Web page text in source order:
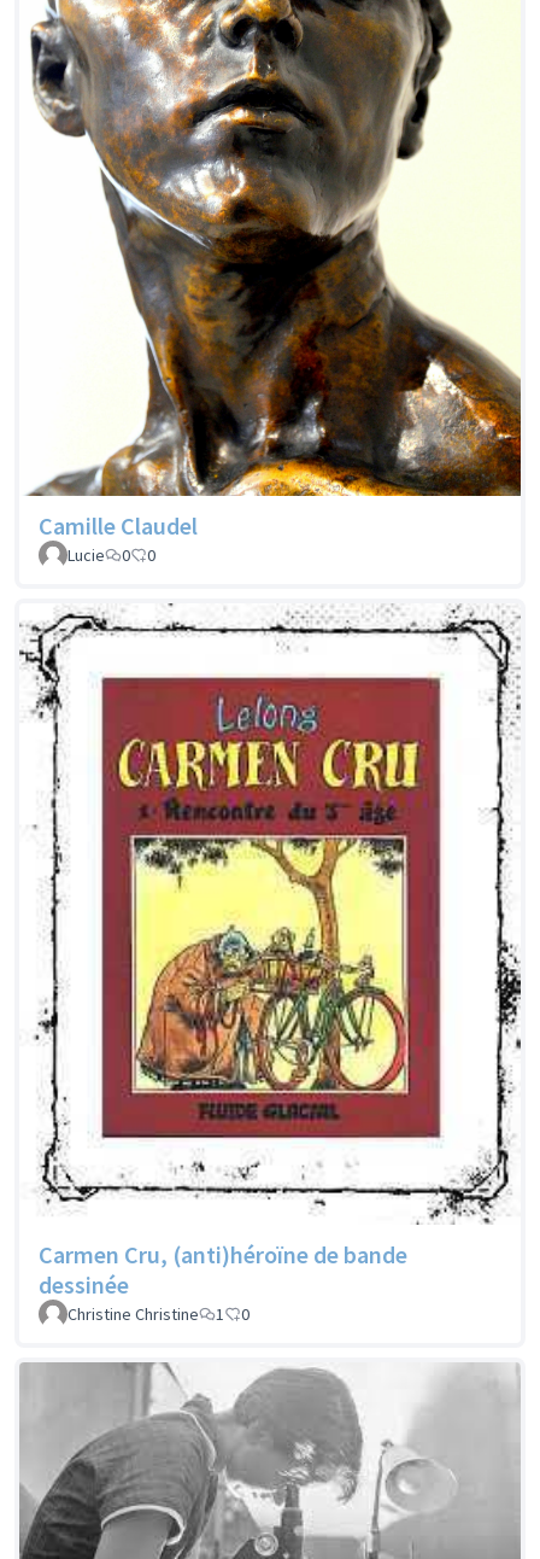
Camille Claudel
Lucie 0 0
Carmen Cru, (anti)héroïne de bande
dessinée
Christine Christine 1 0